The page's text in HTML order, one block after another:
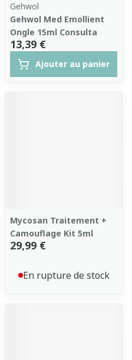
Gehwol
Gehwol Med Emollient
Ongle 15ml Consulta
13,39 €
Ajouter au panier
Mycosan Traitement +
Camouflage Kit 5ml
29,99 €
En rupture de stock